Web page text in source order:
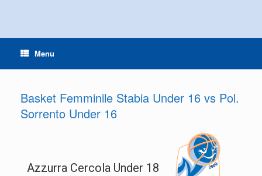
Menu
Basket Femminile Stabia Under 16 vs Pol.
Sorrento Under 16
Azzurra Cercola Under 18